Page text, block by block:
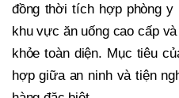
đồng thời tích hợp phòng
khu vực ăn uống cao cấp
khỏe toàn diện. Mục tiêu
hợp giữa an ninh và tiện